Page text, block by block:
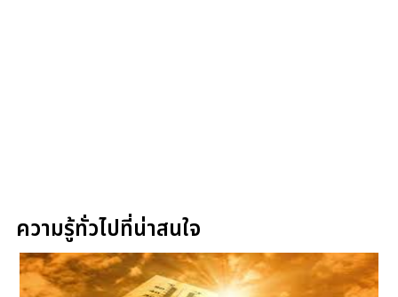
ความรู้ทั่วไปที่น่าสนใจ